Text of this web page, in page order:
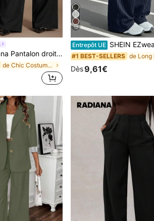
à taille haute, pantalon ample et décontracté, pantalon large, vêtements décontractés pour femmes d'affaires, vêtements élégants de style rétro vintage, tenue minimaliste urbaine et confortable, convenant aux sorties quotidiennes, au bureau, aux affaires, aux déplacements, aux occasions formelles
de Chic Costumes pour femmes
12
Entrepôt UE SHEIN EZwear Pantalon large plissé rayé pour femmes avec
#1 BEST-SELLERS
Dès9,61€